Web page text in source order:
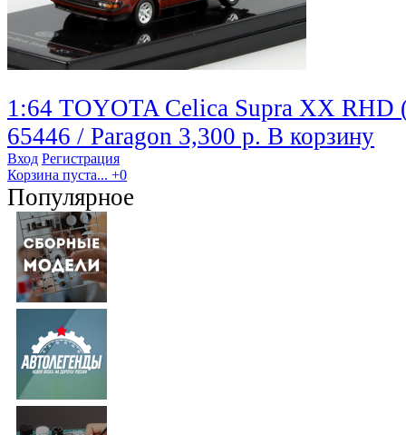
1:64 TOYOTA Celica Supra XX RHD
65446 / Paragon 3,300 р. В корзину
Вход Регистрация
Корзина пуста... +0
Популярное